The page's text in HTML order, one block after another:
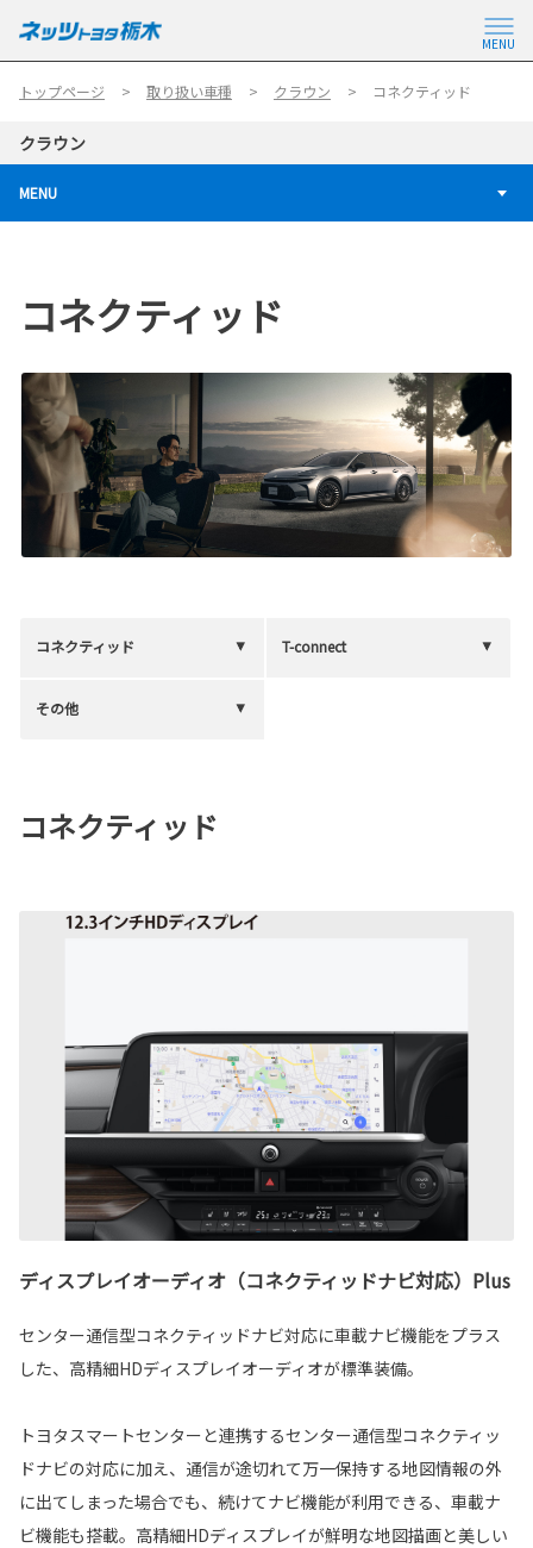
MENU
トップページ 取り扱い車種 クラウン コネクティッド
クラウン
MENU
コネクティッド
コネクティッド T-connect
その他
コネクティッド
ディスプレイオーディオ（コネクティッドナビ対応）Plus
センター通信型コネクティッドナビ対応に車載ナビ機能をプラス
した、高精細HDディスプレイオーディオが標準装備。
トヨタスマートセンターと連携するセンター通信型コネクティッ
ドナビの対応に加え、通信が途切れて万一保持する地図情報の外
に出てしまった場合でも、続けてナビ機能が利用できる、車載ナ
ビ機能も搭載。高精細HDディスプレイが鮮明な地図描画と美しい